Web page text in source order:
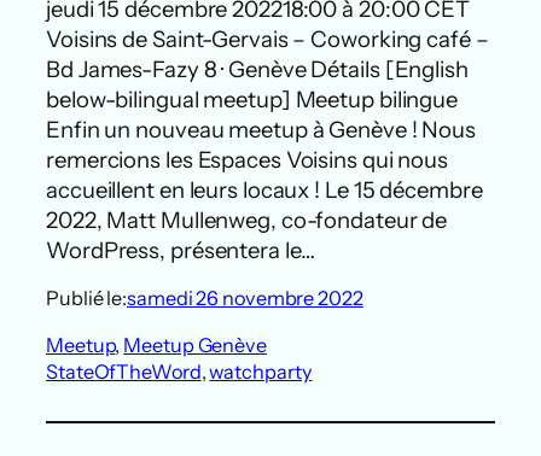
jeudi 15 décembre 202218:00 à 20:00 CET
Voisins de Saint-Gervais – Coworking café –
Bd James-Fazy 8 · Genève Détails [English
below-bilingual meetup] Meetup bilingue
Enfin un nouveau meetup à Genève ! Nous
remercions les Espaces Voisins qui nous
accueillent en leurs locaux ! Le 15 décembre
2022, Matt Mullenweg, co-fondateur de
WordPress, présentera le…
Publié le:samedi 26 novembre 2022
Meetup, Meetup Genève
StateOfTheWord, watchparty